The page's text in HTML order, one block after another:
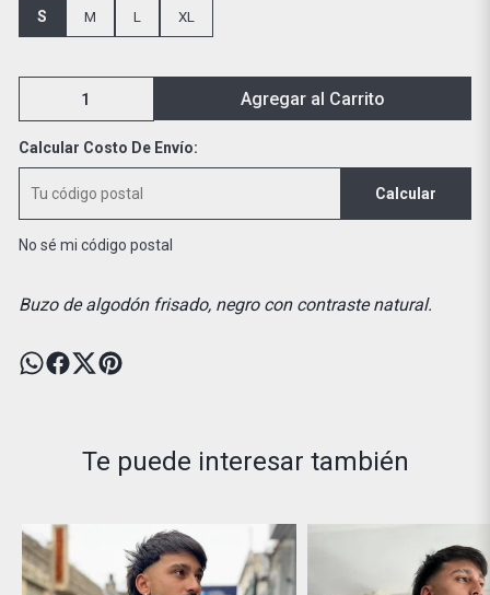
S M L XL
Agregar al Carrito
Calcular Costo De Envío:
Calcular
No sé mi código postal
Buzo de algodón frisado, negro con contraste natural.
Te puede interesar también